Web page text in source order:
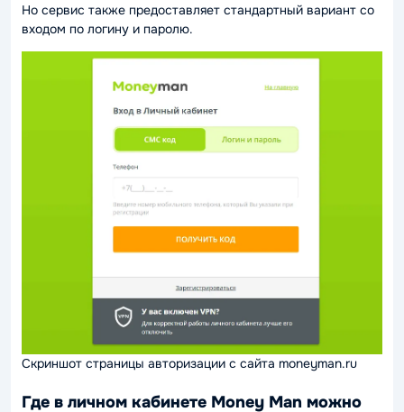
Но сервис также предоставляет стандартный вариант со
входом по логину и паролю.
Скриншот страницы авторизации с сайта moneyman.ru
Где в личном кабинете Money Man можно